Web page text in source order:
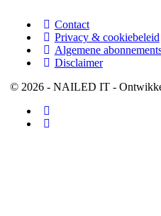
Contact
Privacy & cookiebeleid
Algemene
Disclaimer
© 2026 - NAILED IT -